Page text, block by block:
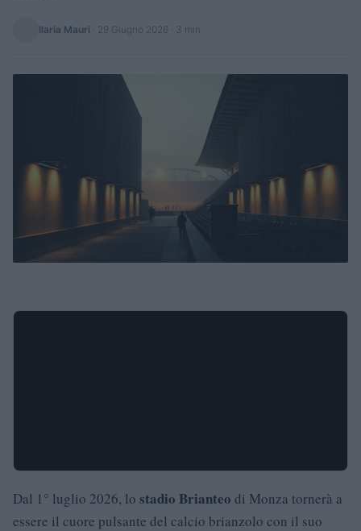
Ilaria Mauri 29 Giugno 2026 · 3 min
Dal 1° luglio 2026, lo stadio Brianteo di Monza tornerà a
essere il cuore pulsante del calcio brianzolo con il suo